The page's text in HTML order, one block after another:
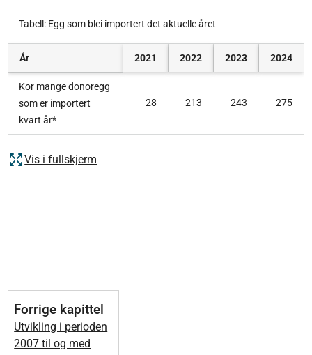
Tabell: Egg som blei importert det aktuelle året
År 2021 2022 2023 2024
Kor mange donoregg
som er importert
kvart år*
28 213 243 275
Vis i fullskjerm
Forrige kapittel
Utvikling i perioden
2007 til og med